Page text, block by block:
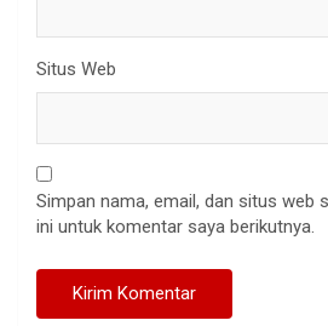
Situs Web
Simpan nama, email, dan situs web
ini untuk komentar saya berikutnya.